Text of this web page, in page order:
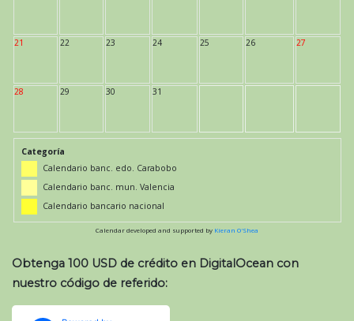
21 22 23 24 25 26 27
28 29 30 31
Categoría
Calendario banc. edo. Carabobo
Calendario banc. mun. Valencia
Calendario bancario nacional
Calendar developed and supported by Kieran O'Shea
Obtenga 100 USD de crédito en DigitalOcean con
nuestro código de referido: